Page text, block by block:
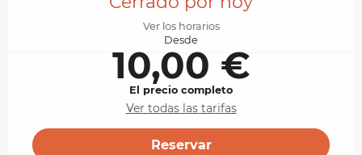
Ver los horarios
Desde
10,00 €
El precio completo
Ver todas las tarifas
Reservar